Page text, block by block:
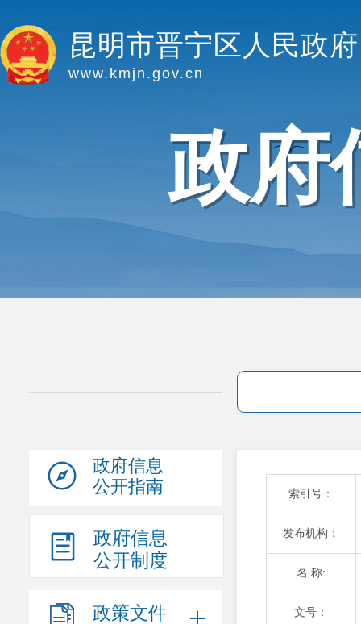
昆明市晋宁区人民政府
www.kmjn.gov.cn
政府
政府信息
公开指南
政府信息
公开制度
政策文件
索引号：
发布机构：
名 称:
文号：